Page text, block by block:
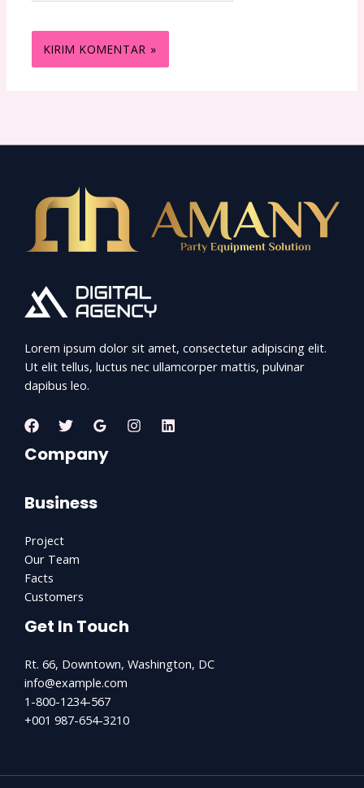
Lorem ipsum dolor sit amet, consectetur adipiscing elit.
Ut elit tellus, luctus nec ullamcorper mattis, pulvinar
dapibus leo.
Company
Business
Project
Our Team
Facts
Customers
Get In Touch
Rt. 66, Downtown, Washington, DC
info@example.com​
1-800-1234-567
+001 987-654-3210